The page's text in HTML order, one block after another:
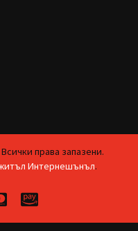
права запазени.
Интернешънъл.